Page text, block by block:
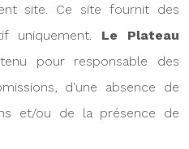
site. Ce site fournit des
uniquement. Le Plateau
pour responsable des
d'une absence de
et/ou de la présence de